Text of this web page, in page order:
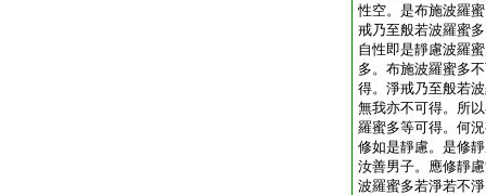
性空。是布施波羅
戒乃至般若波羅蜜
自性即是靜慮波羅
多。布施波羅蜜多
得。淨戒乃至般若
無我亦不可得。所
羅蜜多等可得。何
修如是靜慮。是修
汝善男子。應修靜
波羅蜜多若淨若不